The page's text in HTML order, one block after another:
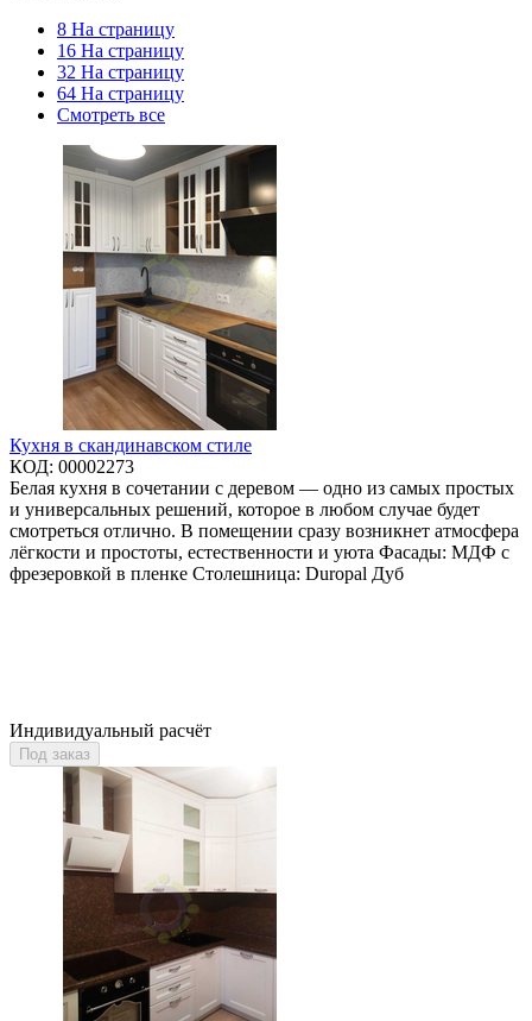
8 На страницу
16 На страницу
32 На страницу
64 На страницу
Смотреть все
Кухня в скандинавском стиле
КОД: 00002273
Белая кухня в сочетании с деревом — одно из самых простых
и универсальных решений, которое в любом случае будет
смотреться отлично. В помещении сразу возникнет атмосфера
лëгкости и простоты, естественности и уюта Фасады: МДФ с
фрезеровкой в пленке Столешница: Duropal Дуб
Индивидуальный расчёт
Под заказ